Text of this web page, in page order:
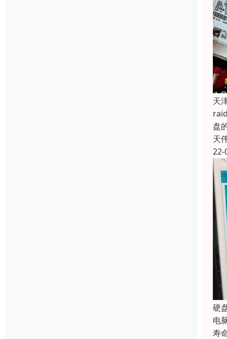
天
盘
天
22-
硬
电
寿